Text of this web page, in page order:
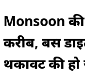
Monsoon की
करीब, बस
थकावट की हो